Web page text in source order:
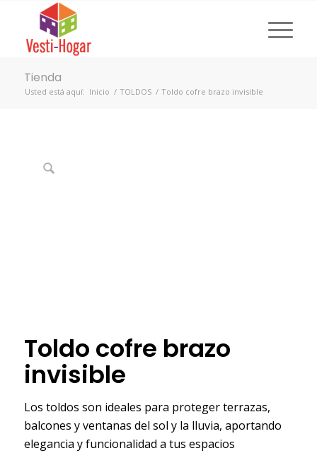
Tienda
Usted está aquí: Inicio / TOLDOS / Toldo cofre brazo invisible
Toldo cofre brazo
invisible
Los toldos son ideales para proteger terrazas,
balcones y ventanas del sol y la lluvia, aportando
elegancia y funcionalidad a tus espacios